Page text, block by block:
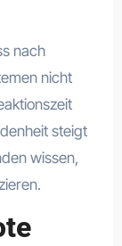
nach
nicht
steigt
wissen,